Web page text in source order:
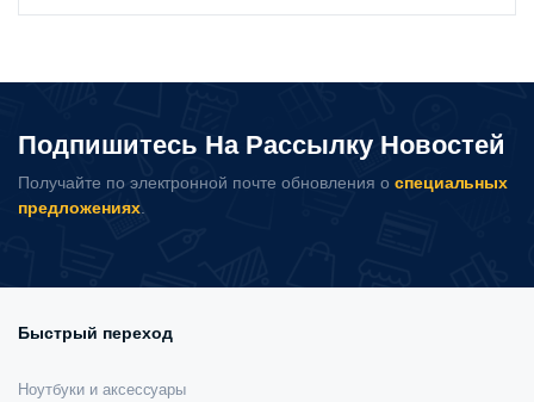
Подпишитесь На Рассылку Новостей
Получайте по электронной почте обновления о специальных
предложениях.
Быстрый переход
Ноутбуки и аксессуары